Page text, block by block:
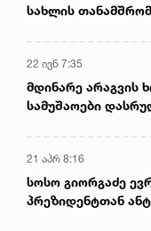
სახლის
22 ივნ 7:35
მდინარე არაგვის
სამუშაოები
21 აპრ 8:16
სოსო გიორგაძე
პრეზიდენტთან